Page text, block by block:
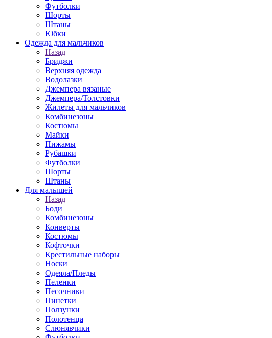
Футболки
Шорты
Штаны
Юбки
Одежда для мальчиков
Назад
Бриджи
Верхняя одежда
Водолазки
Джемпера вязаные
Джемпера/Толстовки
Жилеты для мальчиков
Комбинезоны
Костюмы
Майки
Пижамы
Рубашки
Футболки
Шорты
Штаны
Для малышей
Назад
Боди
Комбинезоны
Конверты
Костюмы
Кофточки
Крестильные наборы
Носки
Одеяла/Пледы
Пеленки
Песочники
Пинетки
Ползунки
Полотенца
Слюнявчики